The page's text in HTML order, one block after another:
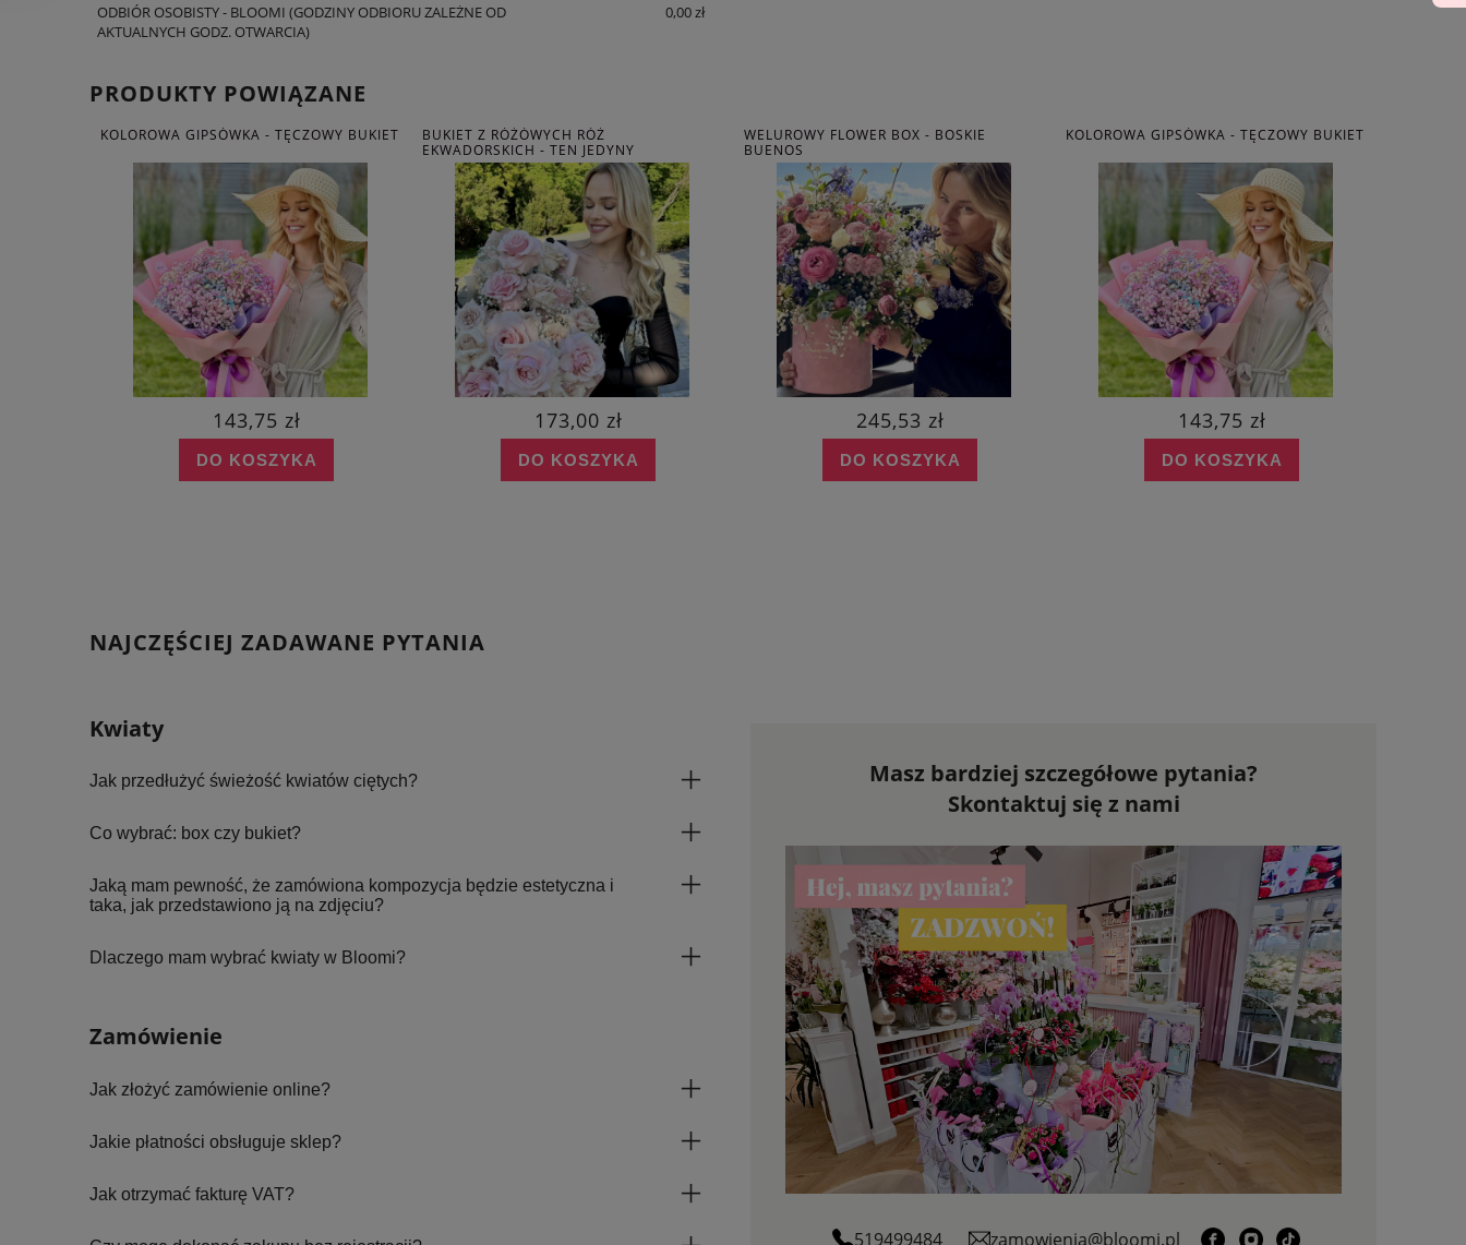
ODBIÓR OSOBISTY - BLOOMI (GODZINY ODBIORU ZALEŻNE OD
AKTUALNYCH GODZ. OTWARCIA)
0,00 zł
PRODUKTY POWIĄZANE
KOLOROWA GIPSÓWKA - TĘCZOWY BUKIET
143,75 zł
DO KOSZYKA
BUKIET Z RÓŻÓWYCH RÓŻ
EKWADORSKICH - TEN JEDYNY
173,00 zł
DO KOSZYKA
WELUROWY FLOWER BOX - BOSKIE
BUENOS
245,53 zł
DO KOSZYKA
KOLOROWA GIPSÓWKA - TĘCZOWY BUKIET
143,75 zł
DO KOSZYKA
NAJCZĘŚCIEJ ZADAWANE PYTANIA
Kwiaty
Jak przedłużyć świeżość kwiatów ciętych?
Co wybrać: box czy bukiet?
Jaką mam pewność, że zamówiona kompozycja będzie estetyczna i
taka, jak przedstawiono ją na zdjęciu?
Dlaczego mam wybrać kwiaty w Bloomi?
Zamówienie
Jak złożyć zamówienie online?
Jakie płatności obsługuje sklep?
Jak otrzymać fakturę VAT?
Masz bardziej szczegółowe pytania?
Skontaktuj się z nami
519499484 zamowienia@bloomi.pl